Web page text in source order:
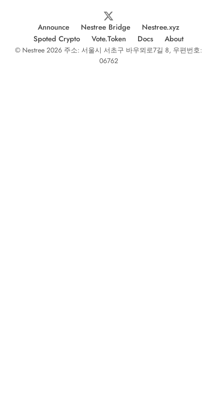
Announce Nestree Bridge
Nestree.xyz
Spoted Crypto
Vote.Token Docs About
© Nestree 2026 주소: 서울시 서초구 바우뫼로7길 8, 우편번호:
06762